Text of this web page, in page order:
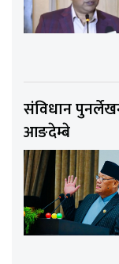
संविधान
आङदेम्बे